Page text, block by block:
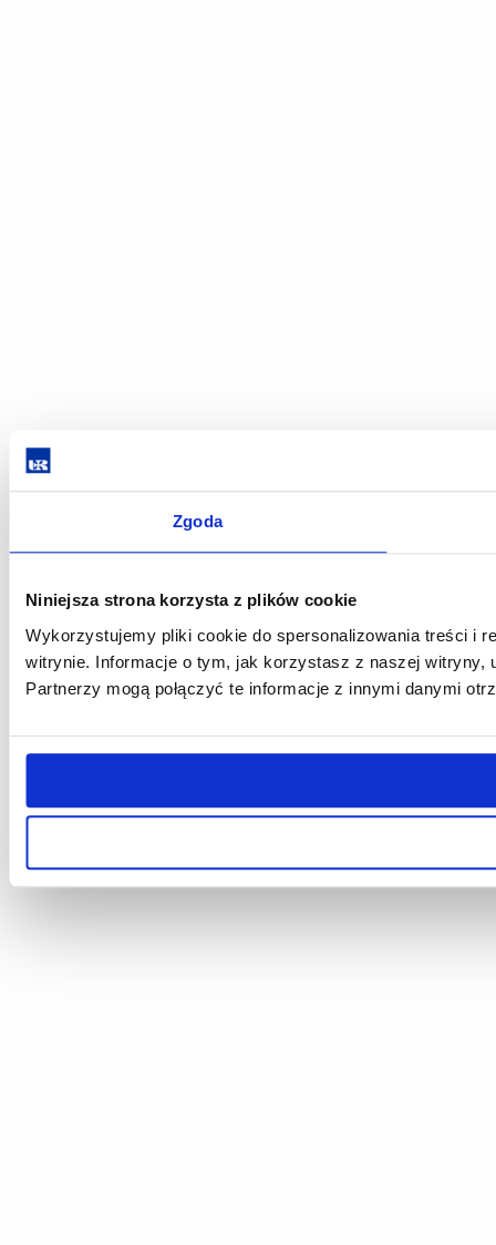
Zgoda
Niniejsza strona korzysta z plików cookie
Wykorzystujemy pliki cookie do spersonalizowania treści i
witrynie. Informacje o tym, jak korzystasz z naszej witryny,
Partnerzy mogą połączyć te informacje z innymi danymi